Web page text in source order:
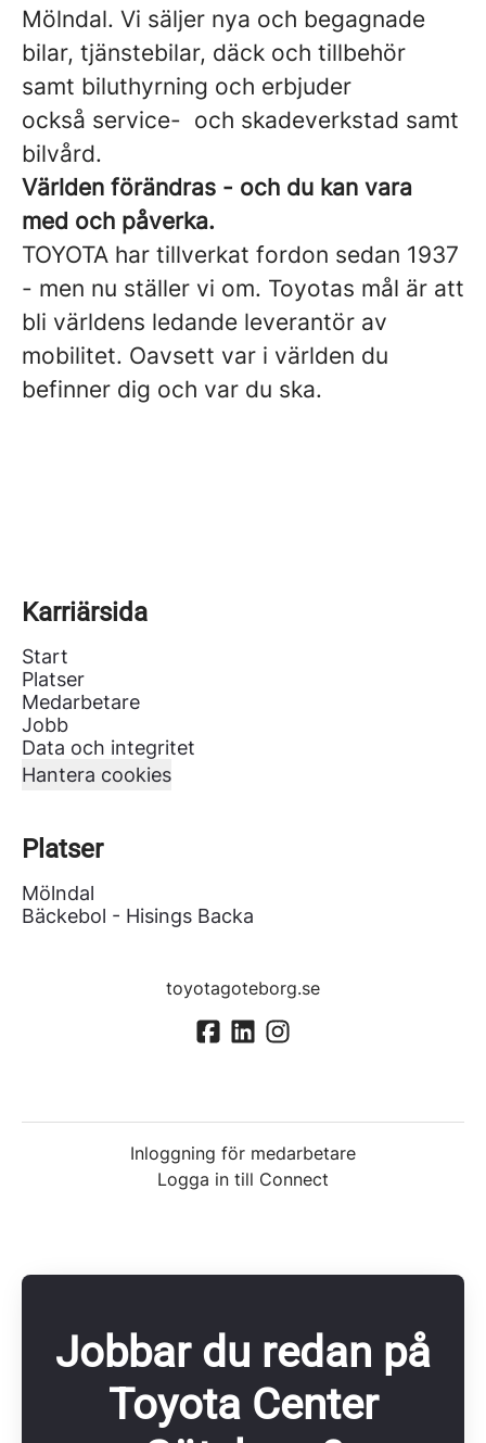
Mölndal. Vi säljer nya och begagnade
bilar, tjänstebilar, däck och tillbehör
samt biluthyrning och erbjuder
också service- och skadeverkstad samt
bilvård.
Världen förändras - och du kan vara
med och påverka.
TOYOTA har tillverkat fordon sedan 1937
- men nu ställer vi om. Toyotas mål är att
bli världens ledande leverantör av
mobilitet. Oavsett var i världen du
befinner dig och var du ska.
Karriärsida
Start
Platser
Medarbetare
Jobb
Data och integritet
Hantera cookies
Platser
Mölndal
Bäckebol - Hisings Backa
toyotagoteborg.se
Inloggning för medarbetare
Logga in till Connect
Jobbar du redan på
Toyota Center